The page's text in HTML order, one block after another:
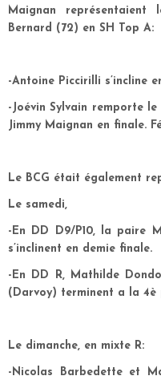
Maignan
Bernard (72) en SH Top A:
-Antoine Piccirilli s’incline
-Joévin Sylvain remporte
Jimmy Maignan en finale.
Le BCG était également
Le samedi,
-En DD D9/P10, la paire
s’inclinent en demie finale.
-En DD R, Mathilde
(Darvoy) terminent a la 4è
Le dimanche, en mixte R:
-Nicolas Barbedette et